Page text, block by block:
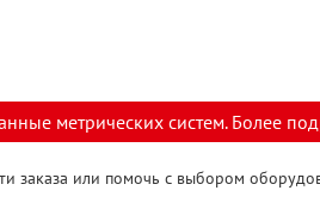
метрических систем. Более
заказа или помочь с выбором